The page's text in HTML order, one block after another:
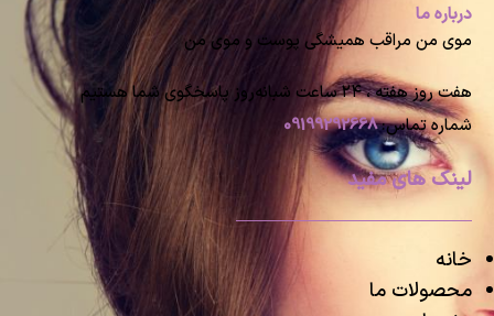
درباره ما
موی من مراقب همیشگی پوست و موی من
هفت روز هفته ، ۲۴ ساعت شبانه‌روز پاسخگوی شما هستیم
شماره تماس:09199292668
لینک های مفید
خانه
محصولات ما